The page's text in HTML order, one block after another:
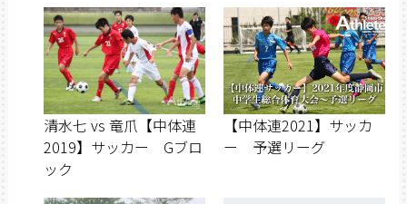
清水七 vs 竜爪【中体連
2019】サッカー Gブロ
ック
【中体連2021】サッカ
ー 予選リーグ